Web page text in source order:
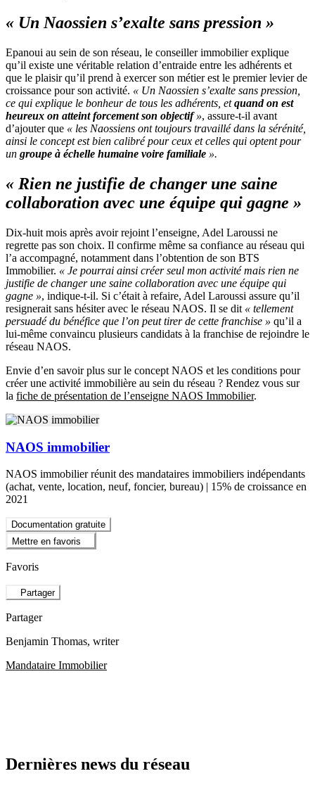
« Un Naossien s’exalte sans pression »
Epanoui au sein de son réseau, le conseiller immobilier explique
qu’il existe une véritable relation d’entraide entre les adhérents et
que le plaisir qu’il prend à exercer son métier est le premier levier de
croissance pour son activité. « Un Naossien s’exalte sans pression,
ce qui explique le bonheur de tous les adhérents, etquand on est
heureux on atteint forcement son objectif», assure-t-il avant
d’ajouter que « les Naossiens ont toujours travaillé dans la sérénité,
ainsi le concept est bien calibré pour ceux et celles qui optent pour
un groupe à échelle humaine voire familiale ».
« Rien ne justifie de changer une saine
collaboration avec une équipe qui gagne »
Dix-huit mois après avoir rejoint l’enseigne, Adel Laroussi ne
regrette pas son choix. Il confirme même sa confiance au réseau qui
l’a accompagné, notamment dans l’obtention de son BTS
Immobilier. « Je pourrai ainsi créer seul mon activité mais rien ne
justifie de changer une saine collaboration avec une équipe qui
gagne », indique-t-il. Si c’était à refaire, Adel Laroussi assure qu’il
resignerait sans hésiter avec le réseau NAOS. Il se dit « tellement
persuadé du bénéfice que l’on peut tirer de cette franchise » qu’il a
lui-même convaincu plusieurs candidats à la franchise de rejoindre le
réseau NAOS.
Envie d’en savoir plus sur le concept NAOS et les conditions pour
créer une activité immobilière au sein du réseau ? Rendez vous sur
la fiche de présentation de l’enseigne NAOS Immobilier.
NAOS immobilier
NAOS immobilier réunit des mandataires immobiliers indépendants
(achat, vente, location, neuf, foncier, bureau) | 15% de croissance en
2021
Documentation gratuite
Mettre en favoris
Favoris
Partager
Partager
Benjamin Thomas, writer
Mandataire Immobilier
Dernières news du réseau